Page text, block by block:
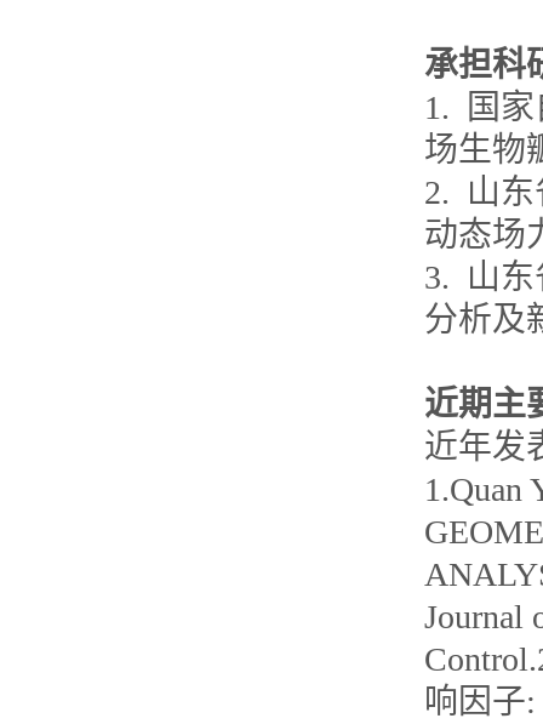
承担科
1. 国家
场生物
2. 山东
动态场
3. 山东
分析及
近期主
近年发
1.Quan
Journal
响因子: